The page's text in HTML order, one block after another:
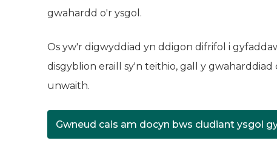
gwahardd o'r ysgol.
Os yw'r digwyddiad yn ddigon difrifol i
disgyblion eraill sy'n teithio, gall y
unwaith.
Gwneud cais am docyn bws cludiant ysgol
(yn agor mewn tab